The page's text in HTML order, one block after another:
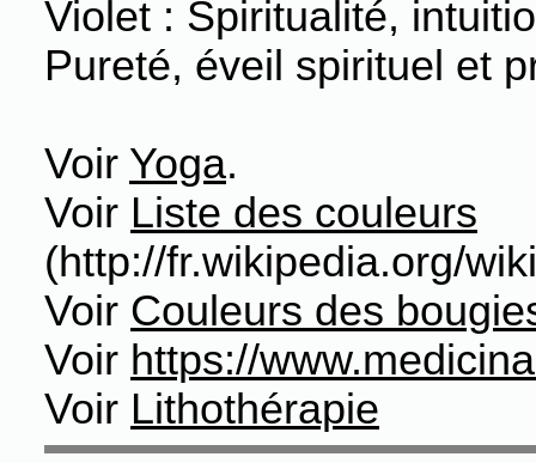
Violet : Spiritualité,
Pureté, éveil spirituel et
Voir Yoga.
Voir Liste des couleurs
(http://fr.wikipedia.org/
Voir Couleurs des
Voir https://
Voir Lithothérapie